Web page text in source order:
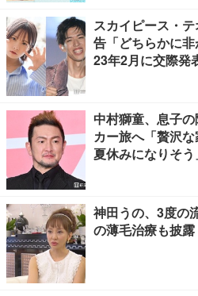
スカイピース・
告「どちらかに
23年2月に交際発
中村獅童、息子
カー旅へ「贅沢
夏休みになりそ
神田うの、3度の
の薄毛治療も披露